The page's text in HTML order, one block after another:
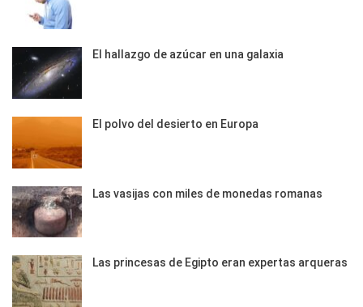
El hallazgo de azúcar en una galaxia
El polvo del desierto en Europa
Las vasijas con miles de monedas romanas
Las princesas de Egipto eran expertas arqueras